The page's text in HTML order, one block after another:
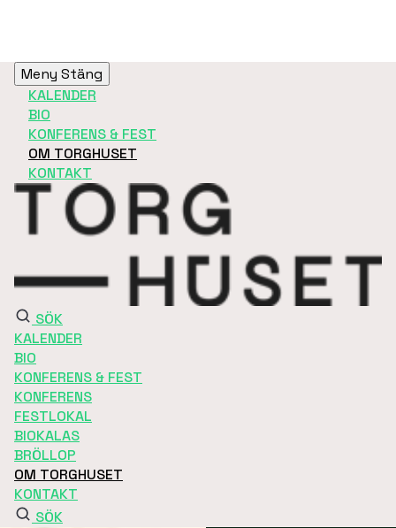
Meny Stäng
KALENDER
BIO
KONFERENS & FEST
OM TORGHUSET
KONTAKT
SÖK
KALENDER
BIO
KONFERENS & FEST
KONFERENS
FESTLOKAL
BIOKALAS
BRÖLLOP
OM TORGHUSET
KONTAKT
SÖK